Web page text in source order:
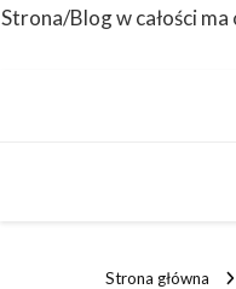
Strona/Blog w całości
Strona główna